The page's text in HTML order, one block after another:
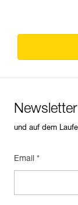
und auf dem
Email *